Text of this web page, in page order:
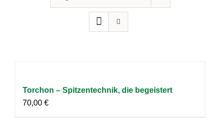
Torchon – Spitzentechnik, die begeistert
70,00 €